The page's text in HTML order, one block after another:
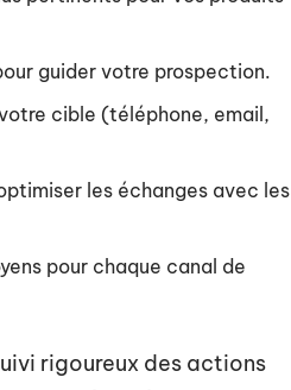
guider votre prospection.
cible (téléphone, email,
les échanges avec les
pour chaque canal de
rigoureux des actions